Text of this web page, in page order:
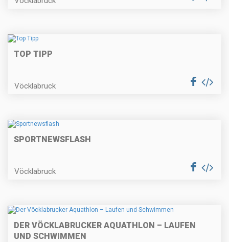
TOP TIPP
Vöcklabruck
SPORTNEWSFLASH
Vöcklabruck
DER VÖCKLABRUCKER AQUATHLON – LAUFEN
UND SCHWIMMEN